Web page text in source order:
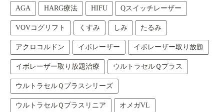
AGA HARG療法 HIFU Qスイッチレーザー
VOVコグリフト くすみ しみ たるみ
アクロコルドン イボレーザー イボレーザー取り放題
イボレーザー取り放題治療 ウルトラセルＱプラス
ウルトラセルＱプラスシリーズ
ウルトラセルＱプラスリニア オメガVL